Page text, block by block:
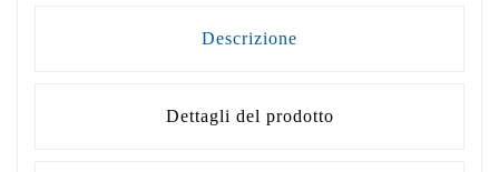
Descrizione
Dettagli del prodotto